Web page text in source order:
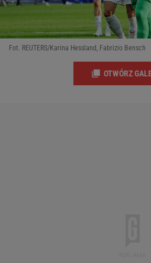
Fot. REUTERS/Karina Hessland, Fabrizio Bensch
OTWÓRZ